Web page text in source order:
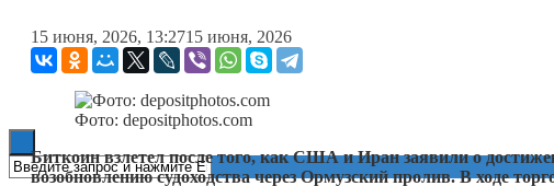
ESG
15 июня, 2026, 13:2715 июня, 2026
Фото: depositphotos.com
Биткоин взлетел после того, как США и Иран заявили о
возобновлению судоходства через Ормузский пролив. В ходе